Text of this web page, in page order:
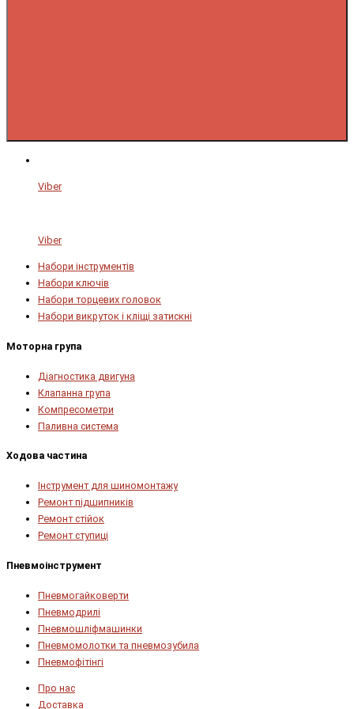
Viber
Viber
Набори інструментів
Набори ключів
Набори торцевих головок
Набори викруток і кліщі затискні
Моторна група
Діагностика двигуна
Клапанна група
Компресометри
Паливна система
Ходова частина
Інструмент для шиномонтажу
Ремонт підшипників
Ремонт стійок
Ремонт ступиці
Пневмоінструмент
Пневмогайковерти
Пневмодрилі
Пневмошліфмашинки
Пневмомолотки та пневмозубила
Пневмофітінгі
Про нас
Доставка